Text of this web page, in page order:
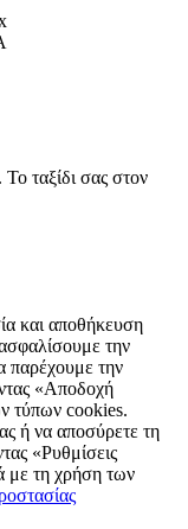
ταξίδι σας στον
και αποθήκευση
την
παρέχουμε την
«Αποδοχή
τύπων cookies.
ή να αποσύρετε τη
«Ρυθμίσεις
με τη χρήση των